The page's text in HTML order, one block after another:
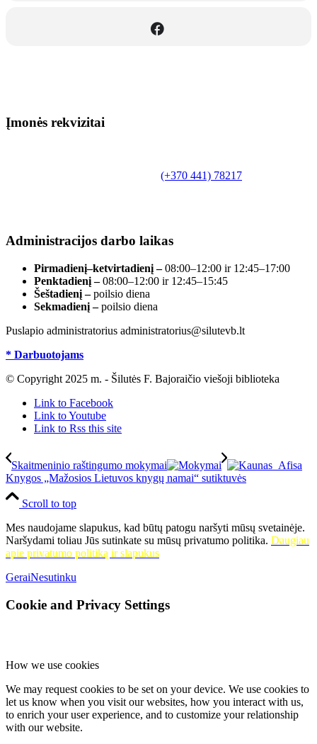
Įmonės rekvizitai
(+370 441) 78217
Administracijos darbo laikas
Pirmadienį–ketvirtadienį –08:00–12:00 ir 12:45–17:00
Penktadienį –08:00–12:00 ir 12:45–15:45
Šeštadienį –poilsio diena
Sekmadienį –poilsio diena
Puslapio administratorius administratorius@silutevb.lt
* Darbuotojams
© Copyright 2025 m. - Šilutės F. Bajoraičio viešoji biblioteka
Link to Facebook
Link to Youtube
Link to Rss this site
Skaitmeninio raštingumo mokymai
Knygos „Mažosios Lietuvos knygų namai“ sutiktuvės
Scroll to top
Mes naudojame slapukus, kad būtų patogu naršyti mūsų svetainėje.
Naršydami toliau Jūs sutinkate su mūsų privatumo politika. Daugiau
apie privatumo politiką ir slapukus
GeraiNesutinku
Cookie and Privacy Settings
How we use cookies
We may request cookies to be set on your device. We use cookies to
let us know when you visit our websites, how you interact with us,
to enrich your user experience, and to customize your relationship
with our website.